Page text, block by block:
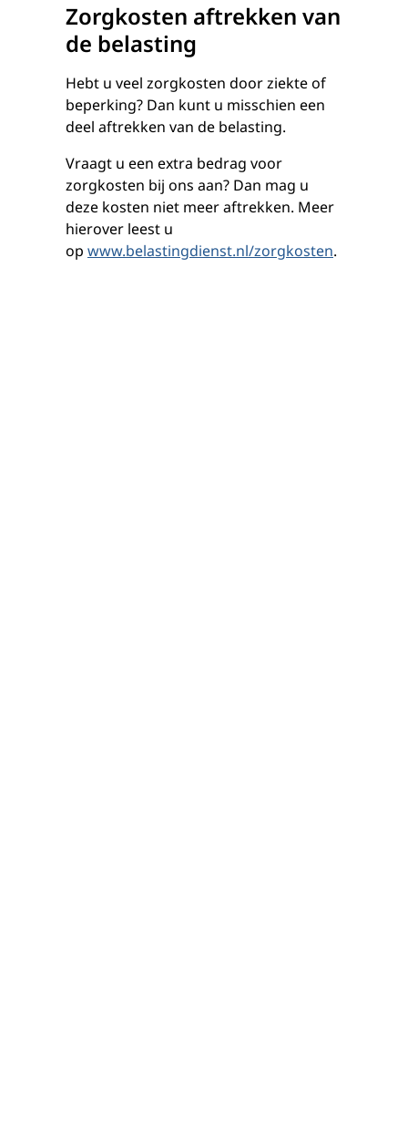
Zorgkosten aftrekken van
de belasting
Hebt u veel zorgkosten door ziekte of
beperking? Dan kunt u misschien een
deel aftrekken van de belasting.
Vraagt u een extra bedrag voor
zorgkosten bij ons aan? Dan mag u
deze kosten niet meer aftrekken. Meer
hierover leest u
op www.belastingdienst.nl/zorgkosten.